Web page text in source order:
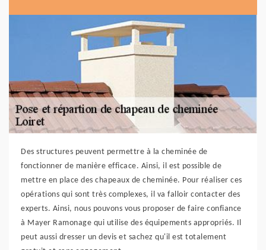
Des structures peuvent permettre à la cheminée de
fonctionner de manière efficace. Ainsi, il est possible de
mettre en place des chapeaux de cheminée. Pour réaliser ces
opérations qui sont très complexes, il va falloir contacter des
experts. Ainsi, nous pouvons vous proposer de faire confiance
à Mayer Ramonage qui utilise des équipements appropriés. Il
peut aussi dresser un devis et sachez qu'il est totalement